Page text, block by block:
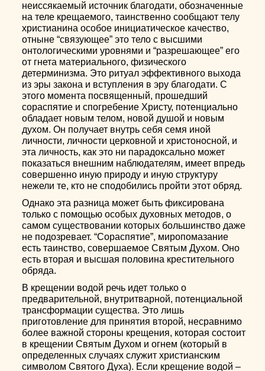
неиссякаемый источник благодати, обозначенные
на теле крещаемого, таинственно сообщают телу
христианина особое инициатическое качество,
отныне “связующее” это тело с высшими
онтологическими уровнями и “разрешающее” его
от гнета материального, физического
детерминизма. Это ритуал эффективного выхода
из эры закона и вступления в эру благодати. С
этого момента посвященный, прошедший
сораспятие и спогребение Христу, потенциально
обладает новым телом, новой душой и новым
духом. Он получает внутрь себя семя иной
личности, личности церковной и христоносной, и
эта личность, как это ни парадоксально может
показаться внешним наблюдателям, имеет впредь
совершенно иную природу и иную структуру
нежели те, кто не сподобились пройти этот обряд.
Однако эта разница может быть фиксирована
только с помощью особых духовных методов, о
самом существовании которых большинство даже
не подозревает. “Сораспятие”, миропомазание
есть таинство, совершаемое Святым Духом. Оно
есть вторая и высшая половина крестительного
обряда.
В крещении водой речь идет только о
предварительной, внутритварной, потенциальной
трансформации существа. Это лишь
приготовление для принятия второй, несравнимо
более важной стороны крещения, которая состоит
в крещении Святым Духом и огнем (который в
определенных случаях служит христианским
символом Святого Духа). Если крещение водой –